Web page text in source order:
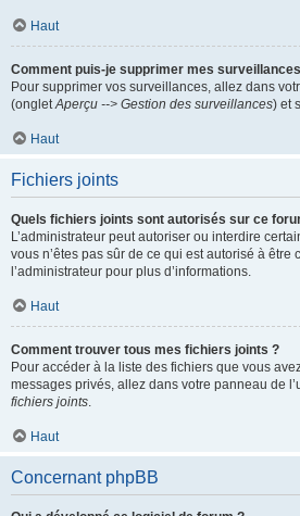
Haut
Comment puis-je supprimer mes
Pour supprimer vos surveillances, allez dans
(ongletAperçu --> Gestion des surveillances) et
Haut
Fichiers joints
Quels fichiers joints sont autorisés sur ce
L’administrateur peut autoriser ou interdire
vous n’êtes pas sûr de ce qui est autorisé à être
l’administrateur pour plus d’informations.
Haut
Comment trouver tous mes fichiers joints ?
Pour accéder à la liste des fichiers que vous
messages privés, allez dans votre panneau de
fichiers joints.
Haut
Concernant phpBB